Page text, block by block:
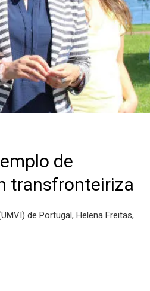
de
transfronteiriza
de Portugal, Helena Freitas,